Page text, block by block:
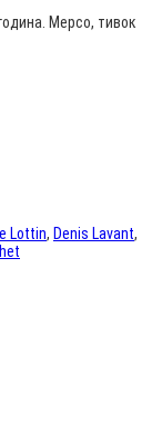
Мерсо, тивок
Lottin, Denis Lavant,